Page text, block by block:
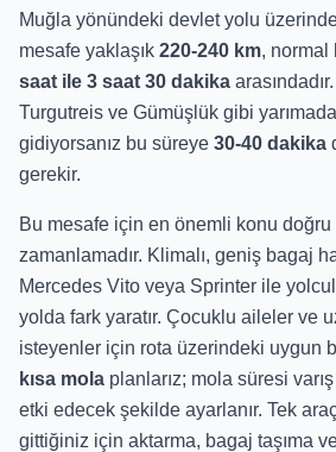
Muğla yönündeki devlet yolu
mesafe yaklaşık 220-240 km, normal
saat ile 3 saat 30 dakika
Turgutreis ve Gümüşlük gibi
gidiyorsanız bu süreye 30-40 dakika
gerekir.
Bu mesafe için en önemli konu doğru
zamanlamadır. Klimalı, geniş bagaj
Mercedes Vito veya Sprinter ile
yolda fark yaratır. Çocuklu aileler ve
isteyenler için rota üzerindeki uygun
kısa mola planlarız; mola süresi
etki edecek şekilde ayarlanır. Tek
gittiğiniz için aktarma, bagaj taşıma